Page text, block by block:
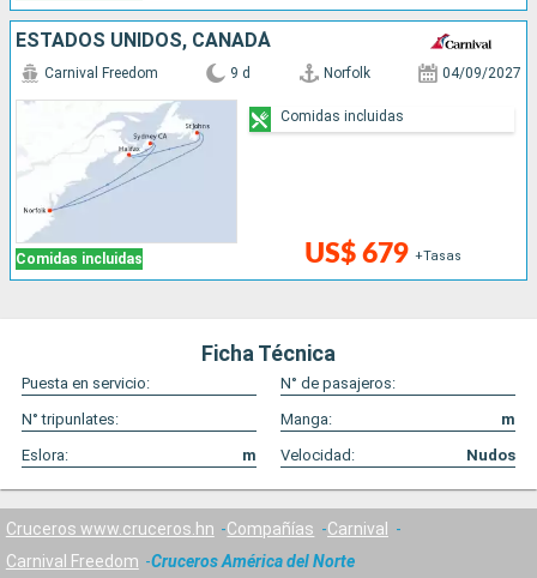
ESTADOS UNIDOS, CANADÁ
Comidas incluidas
Carnival Freedom 9 d Norfolk 04/09/2027
US$ 679 +Tasas
Comidas incluidas
Ficha Técnica
Puesta en servicio:
N° de pasajeros:
N° tripunlates:
Manga:
m
Eslora:
m Velocidad: Nudos
Cruceros www.cruceros.hn Compañías
Carnival
Carnival Freedom
Cruceros América del Norte